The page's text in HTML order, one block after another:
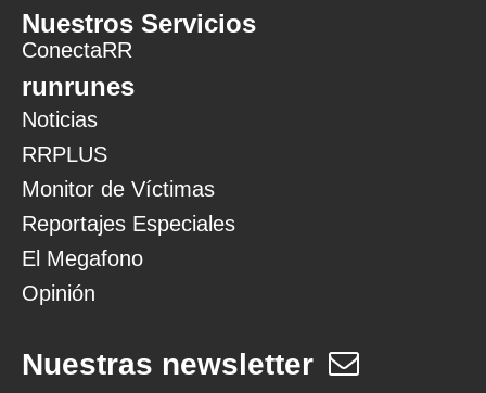
Nuestros Servicios
ConectaRR
runrunes
Noticias
RRPLUS
Monitor de Víctimas
Reportajes Especiales
El Megafono
Opinión
Nuestras newsletter